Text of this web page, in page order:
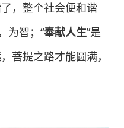
，整个社会便和谐
为智；“奉献人生”是
，菩提之路才能圆满，